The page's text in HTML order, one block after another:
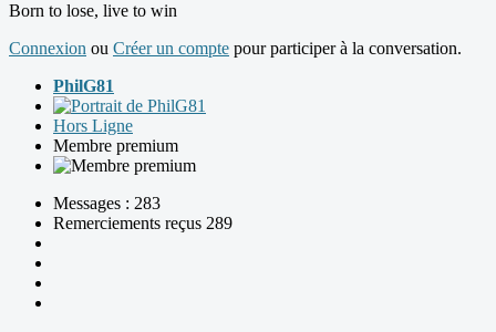
Born to lose, live to win
Connexion ou Créer un compte pour participer à la conversation.
PhilG81
Hors Ligne
Membre premium
Messages : 283
Remerciements reçus 289